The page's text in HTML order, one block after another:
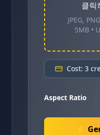
클릭
JPEG,
5MB •
Cost: 3
Aspect Ratio
⚡